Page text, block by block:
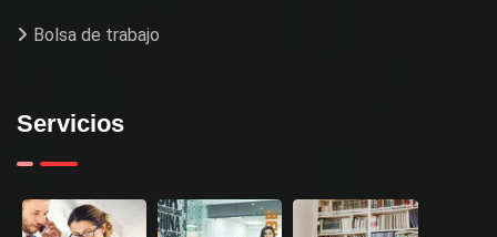
Bolsa de trabajo
Servicios